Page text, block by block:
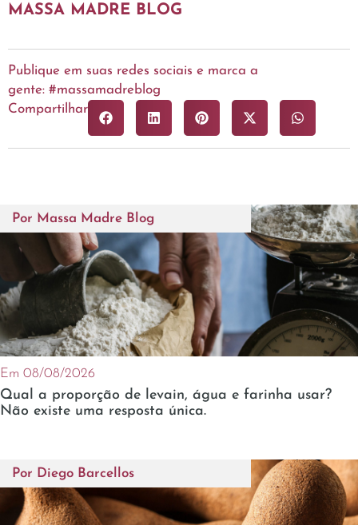
MASSA MADRE BLOG
Publique em suas redes sociais e marca a
gente: #massamadreblog
Compartilhar
Por Massa Madre Blog
Em 08/08/2026
Qual a proporção de levain, água e farinha usar?
Não existe uma resposta única.
Por Diego Barcellos